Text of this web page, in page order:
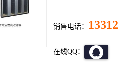
销售电话：
在线QQ：